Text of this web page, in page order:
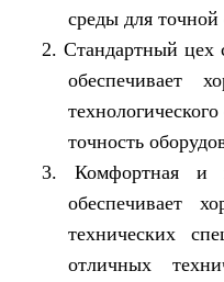
среды для
2.Стандартный цех
обеспечивает
точность
3.Комфортная и
обеспечивает
технических
отличных